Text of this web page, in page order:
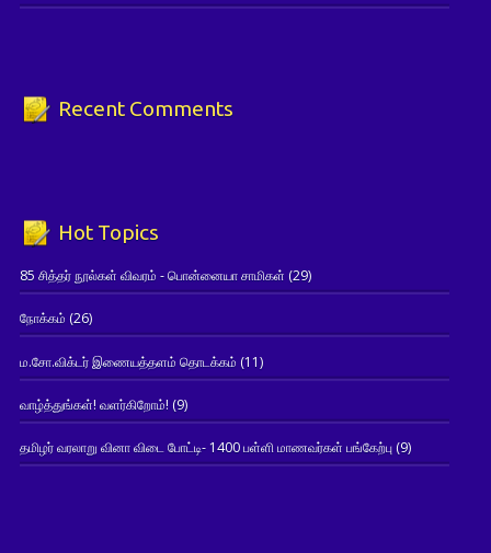
Recent Comments
Hot Topics
85 சித்தர் நூல்கள் விவரம் - பொன்னையா சாமிகள் (29)
நோக்கம் (26)
ம.சோ.விக்டர் இணையத்தளம் தொடக்கம் (11)
வாழ்த்துங்கள்! வளர்கிறோம்! (9)
தமிழர் வரலாறு வினா விடை போட்டி- 1400 பள்ளி மாணவர்கள் பங்கேற்பு(9)